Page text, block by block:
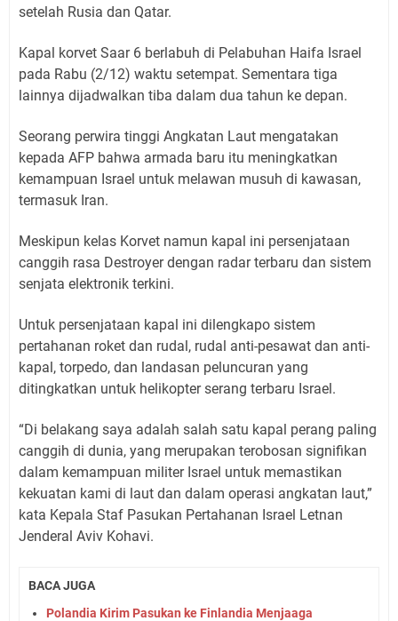
setelah Rusia dan Qatar.
Kapal korvet Saar 6 berlabuh di Pelabuhan Haifa Israel
pada Rabu (2/12) waktu setempat. Sementara tiga
lainnya dijadwalkan tiba dalam dua tahun ke depan.
Seorang perwira tinggi Angkatan Laut mengatakan
kepada AFP bahwa armada baru itu meningkatkan
kemampuan Israel untuk melawan musuh di kawasan,
termasuk Iran.
Meskipun kelas Korvet namun kapal ini persenjataan
canggih rasa Destroyer dengan radar terbaru dan sistem
senjata elektronik terkini.
Untuk persenjataan kapal ini dilengkapo sistem
pertahanan roket dan rudal, rudal anti-pesawat dan anti-
kapal, torpedo, dan landasan peluncuran yang
ditingkatkan untuk helikopter serang terbaru Israel.
“Di belakang saya adalah salah satu kapal perang paling
canggih di dunia, yang merupakan terobosan signifikan
dalam kemampuan militer Israel untuk memastikan
kekuatan kami di laut dan dalam operasi angkatan laut,”
kata Kepala Staf Pasukan Pertahanan Israel Letnan
Jenderal Aviv Kohavi.
BACA JUGA
Polandia Kirim Pasukan ke Finlandia Menjaaga